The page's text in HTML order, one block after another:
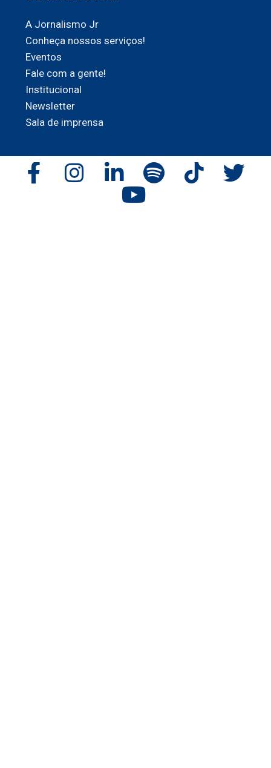
A Jornalismo Jr
Conheça nossos serviços!
Eventos
Fale com a gente!
Institucional
Newsletter
Sala de imprensa